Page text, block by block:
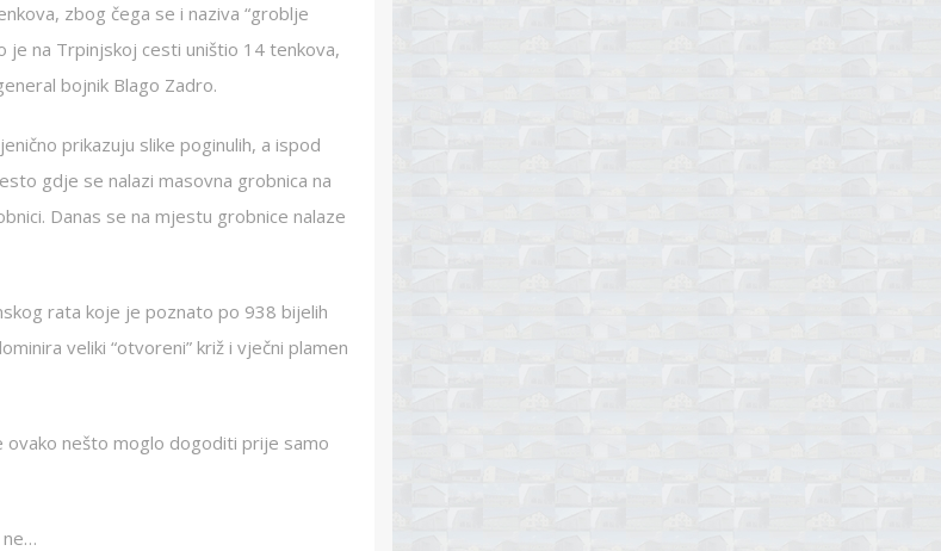
zbog čega se i naziva “groblje
je na Trpinjskoj cesti uništio 14 tenkova,
bojnik Blago Zadro.
prikazuju slike poginulih, a ispod
gdje se nalazi masovna grobnica na
Danas se na mjestu grobnice nalaze
rata koje je poznato po 938 bijelih
veliki “otvoreni” križ i vječni plamen
ovako nešto moglo dogoditi prije samo
ne…